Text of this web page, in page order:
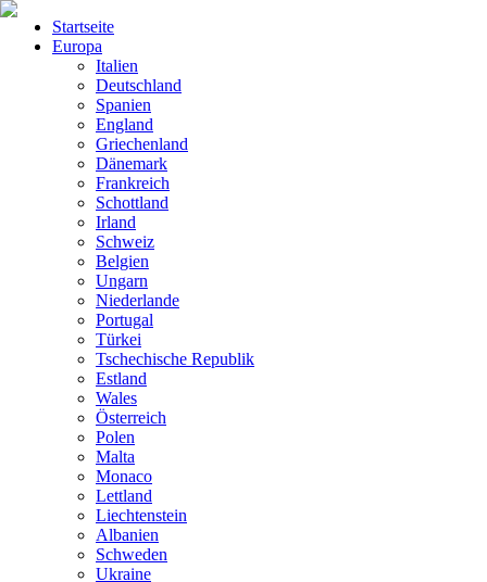
Startseite
Europa
Italien
Deutschland
Spanien
England
Griechenland
Dänemark
Frankreich
Schottland
Irland
Schweiz
Belgien
Ungarn
Niederlande
Portugal
Türkei
Tschechische Republik
Estland
Wales
Österreich
Polen
Malta
Monaco
Lettland
Liechtenstein
Albanien
Schweden
Ukraine